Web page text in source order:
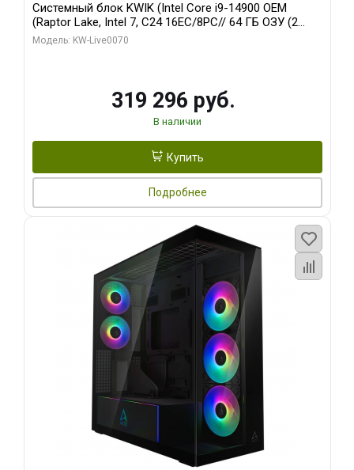
Системный блок KWIK (Intel Core i9-14900 OEM
(Raptor Lake, Intel 7, C24 16EC/8PC// 64 ГБ ОЗУ (2
модуля)/ Gigabyte RTX5080 XTREME WATERFORCE
Модель: KW-Live0070
319 296 руб.
В наличии
Купить
Подробнее